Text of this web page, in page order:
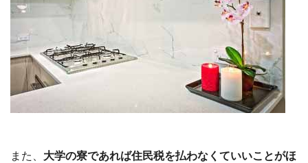
また、 大学の寮であれば住民税を払わなくていいことがほ